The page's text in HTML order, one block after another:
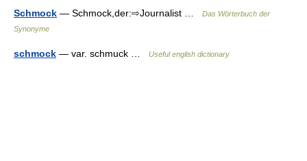
Schmock — Schmock,der:⇨Journalist …
Das Wörterbuch der
Synonyme
schmock — var. schmuck … Useful english dictionary